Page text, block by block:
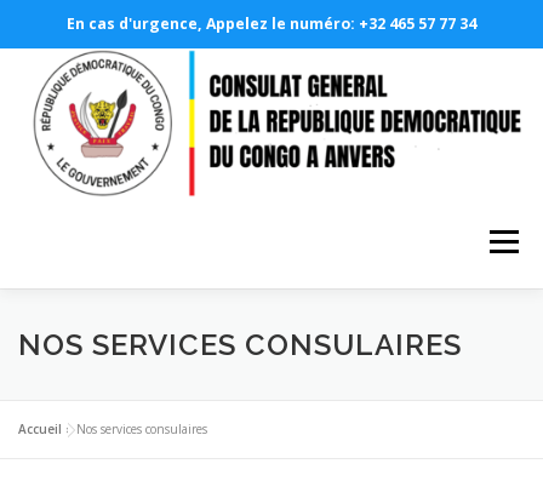
En cas d'urgence, Appelez le numéro: +32 465 57 77 34
contenu
Menu
A PROPOS LE CONSULAT GÉNÉRAL
NOS SERVICES CONSULAIRES
NOS SERVICES CONSULAIRES
Accueil »Nos services consulaires